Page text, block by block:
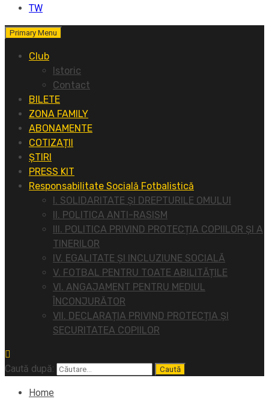
TW
Primary Menu
Club
Istoric
Contact
BILETE
ZONA FAMILY
ABONAMENTE
COTIZAȚII
ȘTIRI
PRESS KIT
Responsabilitate Socială Fotbalistică
I. SOLIDARITATE ȘI DREPTURILE OMULUI
II. POLITICA ANTI-RASISM
III. POLITICA PRIVIND PROTECȚIA COPIILOR ȘI A
TINERILOR
IV. EGALITATE ȘI INCLUZIUNE SOCIALĂ
V. FOTBAL PENTRU TOATE ABILITĂȚILE
VI. ANGAJAMENT PENTRU MEDIUL
ÎNCONJURĂTOR
VII. DECLARAȚIA PRIVIND PROTECȚIA ȘI
SECURITATEA COPIILOR
Caută după:
Home